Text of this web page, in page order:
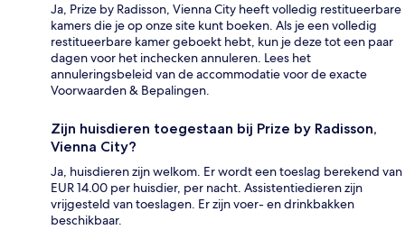
Ja, Prize by Radisson, Vienna City heeft volledig restitueerbare
kamers die je op onze site kunt boeken. Als je een volledig
restitueerbare kamer geboekt hebt, kun je deze tot een paar
dagen voor het inchecken annuleren. Lees het
annuleringsbeleid van de accommodatie voor de exacte
Voorwaarden & Bepalingen.
Zijn huisdieren toegestaan bij Prize by Radisson,
Vienna City?
Ja, huisdieren zijn welkom. Er wordt een toeslag berekend van
EUR 14.00 per huisdier, per nacht. Assistentiedieren zijn
vrijgesteld van toeslagen. Er zijn voer- en drinkbakken
beschikbaar.